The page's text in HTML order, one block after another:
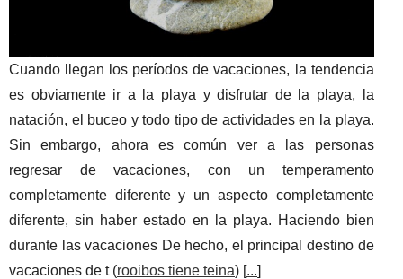
Cuando llegan los períodos de vacaciones, la tendencia
es obviamente ir a la playa y disfrutar de la playa, la
natación, el buceo y todo tipo de actividades en la playa.
Sin embargo, ahora es común ver a las personas
regresar de vacaciones, con un temperamento
completamente diferente y un aspecto completamente
diferente, sin haber estado en la playa. Haciendo bien
durante las vacaciones De hecho, el principal destino de
vacaciones de t (rooibos tiene teina) [...]